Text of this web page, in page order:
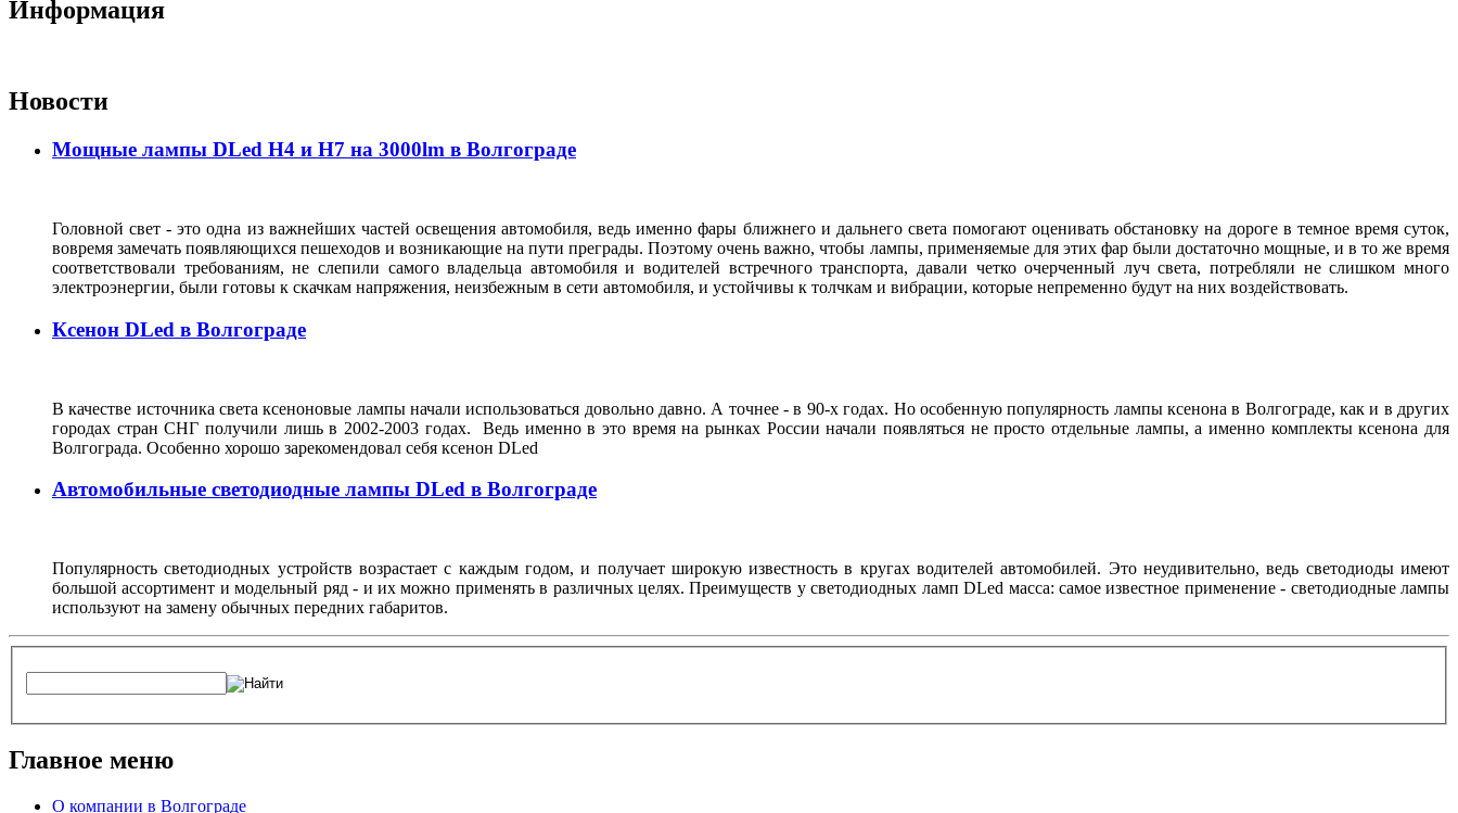
Информация
Новости
Мощные лампы DLed H4 и H7 на 3000lm в Волгограде
Головной свет - это одна из важнейших частей освещения автомобиля, ведь именно фары ближнего и дальнего света помогают оценивать обстановку на дороге в темное время суток,
вовремя замечать появляющихся пешеходов и возникающие на пути преграды. Поэтому очень важно, чтобы лампы, применяемые для этих фар были достаточно мощные, и в то же время
соответствовали требованиям, не слепили самого владельца автомобиля и водителей встречного транспорта, давали четко очерченный луч света, потребляли не слишком много
электроэнергии, были готовы к скачкам напряжения, неизбежным в сети автомобиля, и устойчивы к толчкам и вибрации, которые непременно будут на них воздействовать.
Ксенон DLed в Волгограде
В качестве источника света ксеноновые лампы начали использоваться довольно давно. А точнее - в 90-х годах. Но особенную популярность лампы ксенона в Волгограде, как и в других
городах стран СНГ получили лишь в 2002-2003 годах. Ведь именно в это время на рынках России начали появляться не просто отдельные лампы, а именно комплекты ксенона для
Волгограда. Особенно хорошо зарекомендовал себя ксенон DLed
Автомобильные светодиодные лампы DLed в Волгограде
Популярность светодиодных устройств возрастает с каждым годом, и получает широкую известность в кругах водителей автомобилей. Это неудивительно, ведь светодиоды имеют
большой ассортимент и модельный ряд - и их можно применять в различных целях. Преимуществ у светодиодных ламп DLed масса: самое известное применение - светодиодные лампы
используют на замену обычных передних габаритов.
Главное меню
О компании в Волгограде